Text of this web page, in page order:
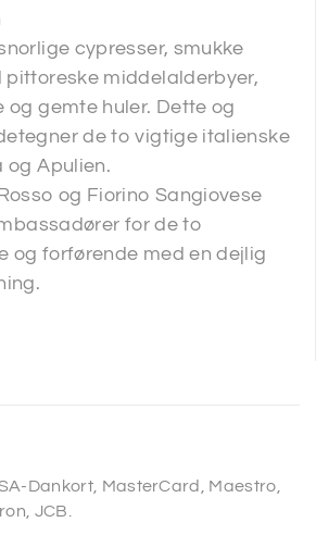
cypresser, smukke
pittoreske middelalderbyer,
og gemte huler. Dette og
de to vigtige italienske
og Apulien.
og Fiorino Sangiovese
for de to
og forførende med en dejlig
Dankort, MasterCard, Maestro,
JCB.